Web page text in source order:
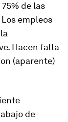
de las
empleos
Hacen falta
(aparente)
de